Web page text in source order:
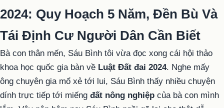
2024: Quy Hoạch 5 Năm, Đền Bù Và
Tái Định Cư Người Dân Cần Biết
Bà con thân mến, Sáu Bình tôi vừa đọc xong cái hội thảo
khoa học quốc gia bàn về Luật Đất đai 2024. Nghe mấy
ông chuyên gia mổ xẻ tới lui, Sáu Bình thấy nhiều chuyện
dính trực tiếp tới miếng đất nông nghiệp của bà con mình